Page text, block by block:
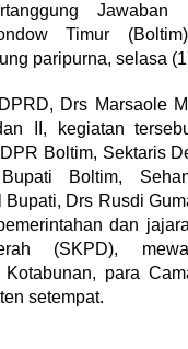
Jawaban
Timur
paripurna, selasa
Drs Marsaole
II, kegiatan
Boltim, Sektaris
Boltim,
Bupati, Drs Rusdi
dan
(SKPD),
Kotabunan, para
setempat.